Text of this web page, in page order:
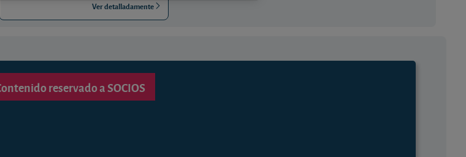
Ver detalladamente
reservado a SOCIOS